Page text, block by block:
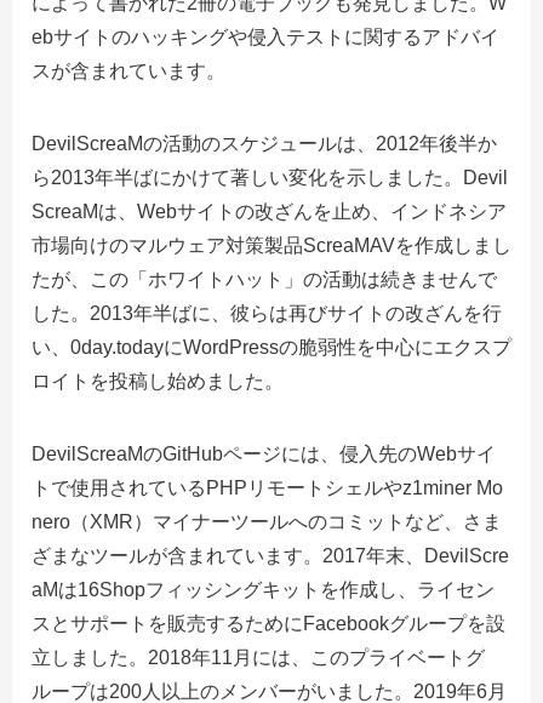
ebサイトのハッキングや侵入テストに関するアドバイ
スが含まれています。
DevilScreaMの活動のスケジュールは、2012年後半か
ら2013年半ばにかけて著しい変化を示しました。Devil
ScreaMは、Webサイトの改ざんを止め、インドネシア
市場向けのマルウェア対策製品ScreaMAVを作成しまし
たが、この「ホワイトハット」の活動は続きませんで
した。2013年半ばに、彼らは再びサイトの改ざんを行
い、0day.todayにWordPressの脆弱性を中心にエクスプ
ロイトを投稿し始めました。
DevilScreaMのGitHubページには、侵入先のWebサイ
トで使用されているPHPリモートシェルやz1miner Mo
nero（XMR）マイナーツールへのコミットなど、さま
ざまなツールが含まれています。2017年末、DevilScre
aMは16Shopフィッシングキットを作成し、ライセン
スとサポートを販売するためにFacebookグループを設
立しました。2018年11月には、このプライベートグ
ループは200人以上のメンバーがいました。2019年6月